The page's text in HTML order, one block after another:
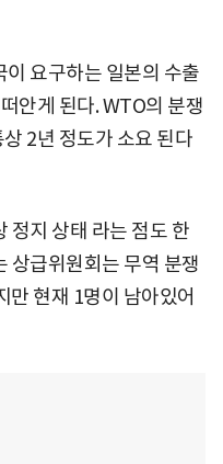
요구하는 일본의 수출
안게 된다. WTO의 분쟁
2년 정도가 소요 된다
정지 상태 라는 점도 한
상급위원회는 무역 분쟁
만 현재 1명이 남아있어